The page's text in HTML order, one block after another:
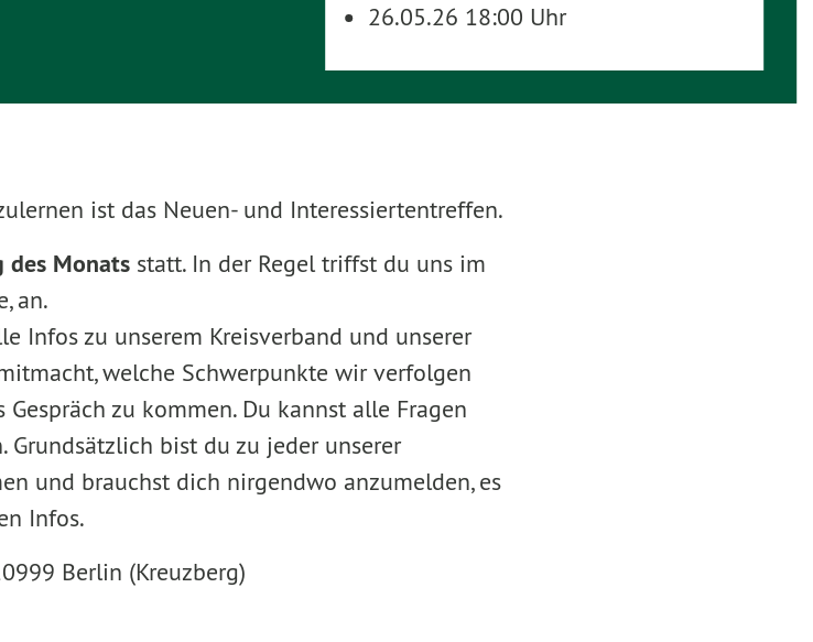
26.05.26 18:00 Uhr
ist das Neuen- und Interessiertentreffen.
des Monatsstatt. In der Regel triffst du uns im
an.
Infos zu unserem Kreisverband und unserer
welche Schwerpunkte wir verfolgen
zu kommen. Du kannst alle Fragen
bist du zu jeder unserer
und brauchst dich nirgendwo anzumelden, es
Infos.
Berlin (Kreuzberg)